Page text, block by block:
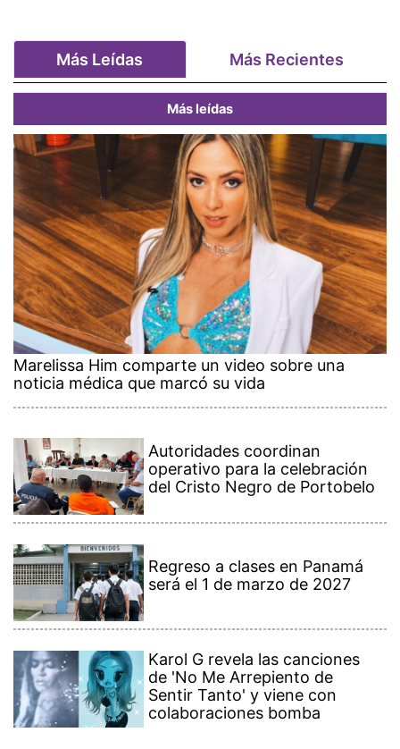
Más Leídas Más Recientes
Más leídas
Marelissa Him comparte un video sobre una
noticia médica que marcó su vida
Autoridades coordinan
operativo para la celebración
del Cristo Negro de Portobelo
Regreso a clases en Panamá
será el 1 de marzo de 2027
Karol G revela las canciones
de 'No Me Arrepiento de
Sentir Tanto' y viene con
colaboraciones bomba